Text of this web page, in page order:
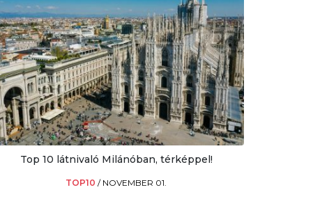
Top 10 látnivaló Milánóban, térképpel!
TOP10/ NOVEMBER 01.